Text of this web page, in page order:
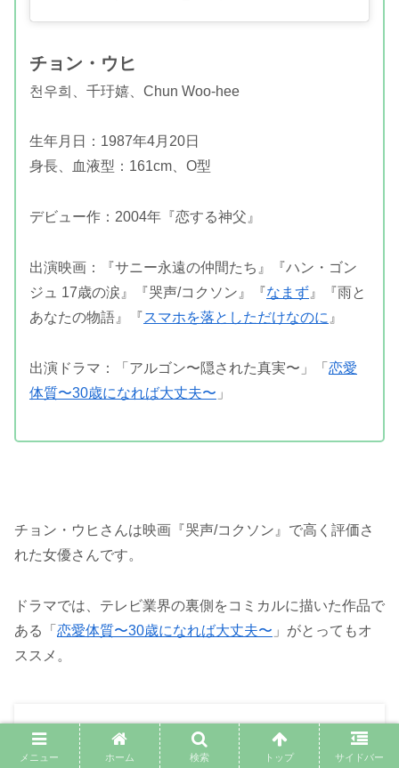
チョン・ウヒ
천우희、千玗嬉、Chun Woo-hee
生年月日：1987年4月20日
身長、血液型：161cm、O型
デビュー作：2004年『恋する神父』
出演映画：『サニー永遠の仲間たち』『ハン・ゴン
ジュ 17歳の涙』『哭声/コクソン』『なまず 』『雨と
あなたの物語』『スマホを落としただけなのに 』
出演ドラマ：「アルゴン〜隠された真実〜」「 恋愛
体質〜30歳になれば大丈夫〜 」
チョン・ウヒさんは映画『哭声/コクソン』で高く評価さ
れた女優さんです。
ドラマでは、テレビ業界の裏側をコミカルに描いた作品で
ある「 恋愛体質〜30歳になれば大丈夫〜 」がとってもオ
ススメ。
恋愛体質（韓国ドラマ）のキャスト・あらすじ
とオマージュ解説｜３０歳になれば大丈夫
Netflixなどで観れる面白いドラマ「恋愛体質 3０歳になれ
メニュー ホーム 検索 トップ サイドバー